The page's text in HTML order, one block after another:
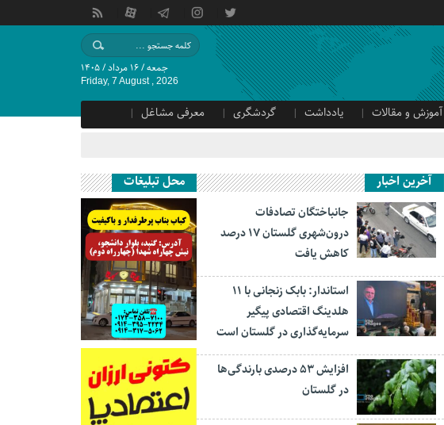
جمعه / ۱۶ مرداد / ۱۴۰۵
Friday, 7 August , 2026
آموزش و مقالات یادداشت گردشگری
معرفی مشاغل
آخرین اخبار
جانباختگان تصادفات
درون‌شهری گلستان ۱۷ درصد
کاهش یافت
استاندار: بابک زنجانی با ۱۱
هلدینگ اقتصادی پیگیر
سرمایه‌گذاری در گلستان است
افزایش ۵۳ درصدی بارندگی‌ها
در گلستان
محل تبلیغات